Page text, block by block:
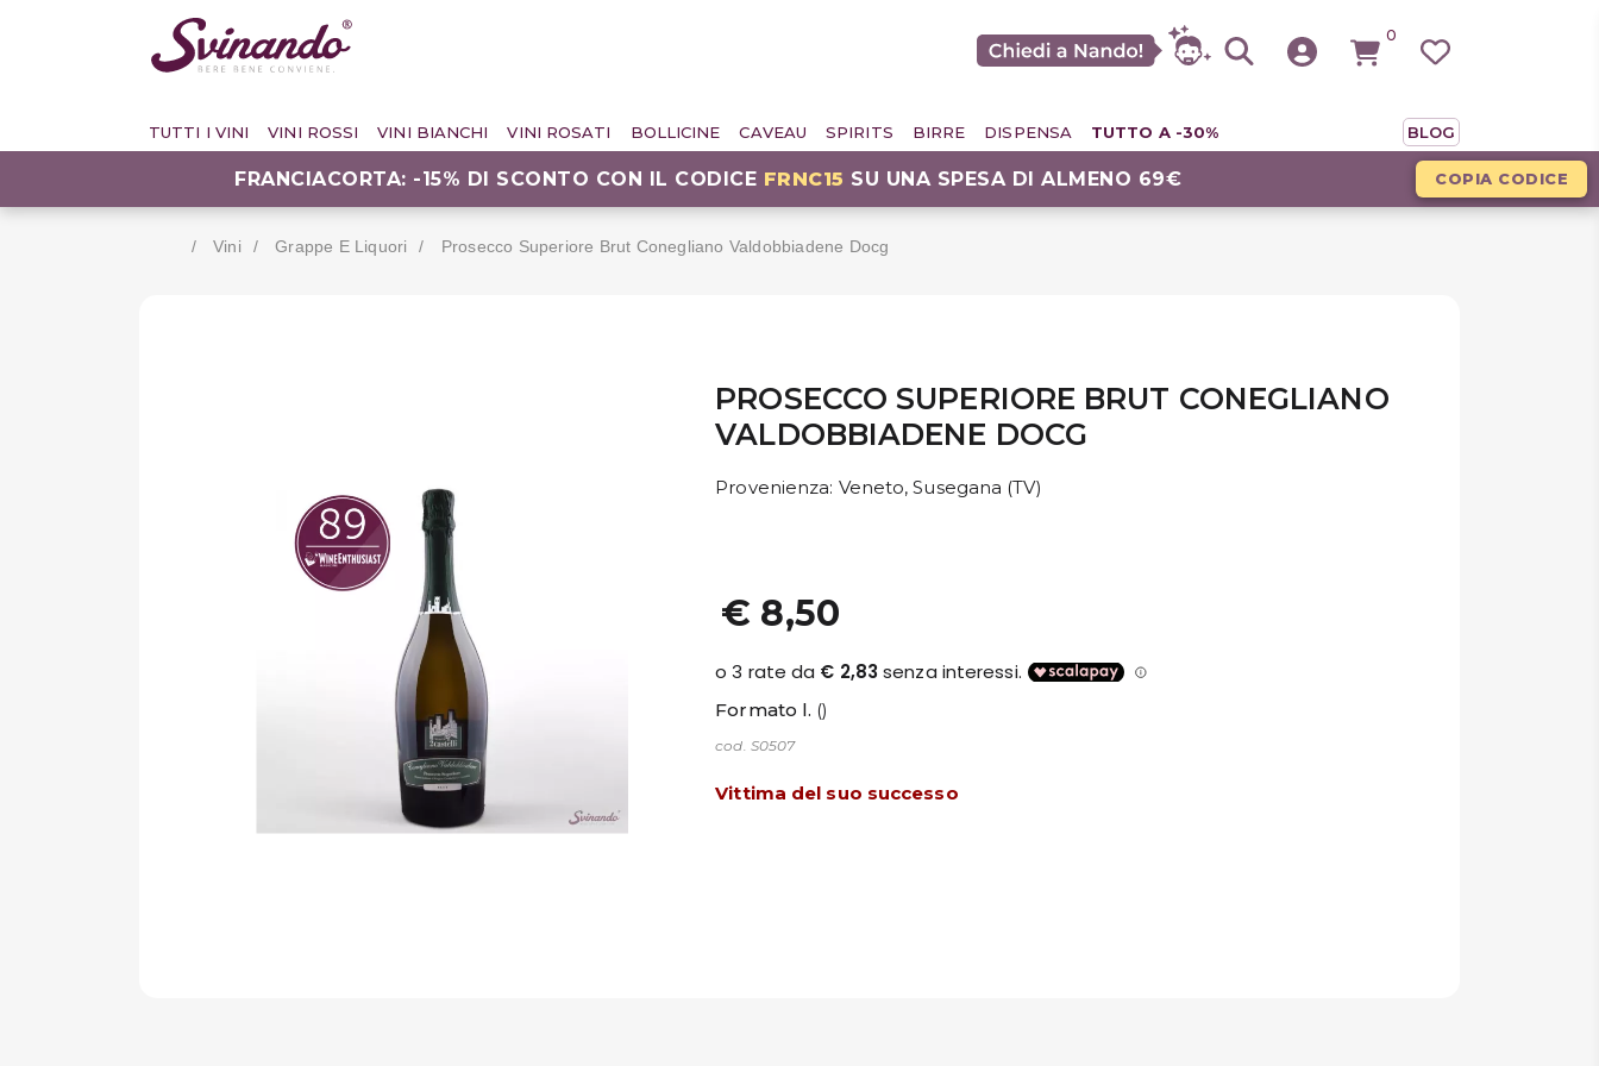
0
TUTTI I VINI VINI ROSSI VINI BIANCHI VINI ROSATI BOLLICINE CAVEAU SPIRITS BIRRE DISPENSA TUTTO A -30% BLOG
FRANCIACORTA: -15% DI SCONTO CON IL CODICE FRNC15 SU UNA SPESA DI ALMENO 69€ COPIA CODICE
Vini Grappe E Liquori Prosecco Superiore Brut Conegliano Valdobbiadene Docg
PROSECCO SUPERIORE BRUT CONEGLIANO
VALDOBBIADENE DOCG
Provenienza: Veneto, Susegana (TV)
€ 8,50
Formato l. ()
cod. S0507
Vittima del suo successo